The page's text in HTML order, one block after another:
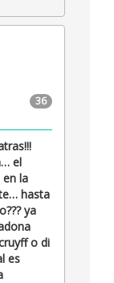
36
el
la
hasta
ya
o di
es